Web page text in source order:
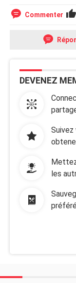
Commenter
DEVENEZ
les